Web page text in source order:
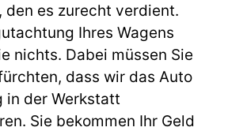
den es zurecht verdient.
Ihres Wagens
nichts. Dabei müssen Sie
dass wir das Auto
in der Werkstatt
Sie bekommen Ihr Geld